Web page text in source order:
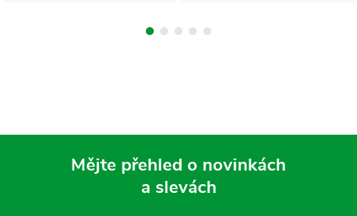
Mějte přehled o novinkách
a slevách